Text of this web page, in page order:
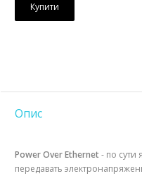
Купити
Опис
Power Over Ethernet- по сути
передавать